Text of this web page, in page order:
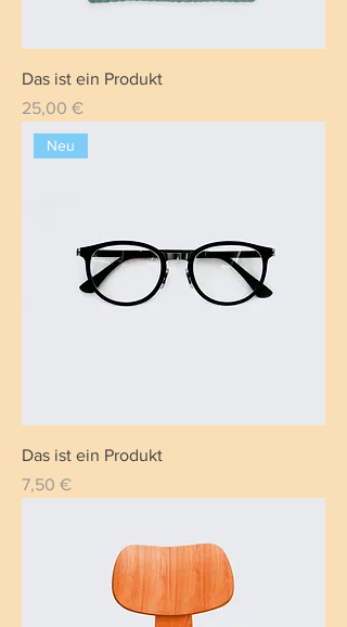
Das ist ein Produkt
Preis
25,00 €
Neu
Das ist ein Produkt
Preis
7,50 €